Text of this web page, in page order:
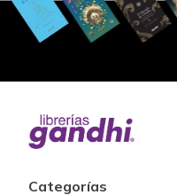
Categorías